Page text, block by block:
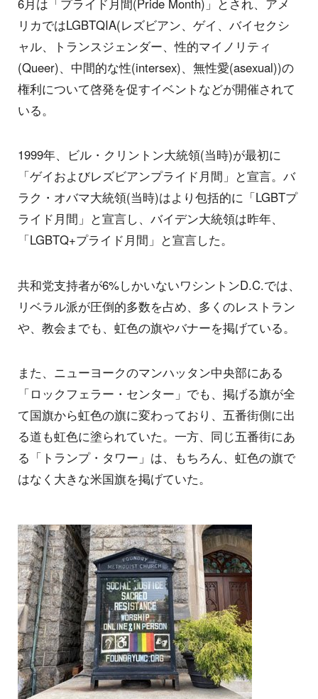
リカではLGBTQIA(レズビアン、ゲイ、バイセクシ
ャル、トランスジェンダー、性的マイノリティ
(Queer)、中間的な性(intersex)、無性愛(asexual))の
権利について啓発を促すイベントなどが開催されて
いる。
1999年、ビル・クリントン大統領(当時)が最初に
「ゲイおよびレズビアンプライド月間」と宣言。バ
ラク・オバマ大統領(当時)はより包括的に「LGBTプ
ライド月間」と宣言し、バイデン大統領は昨年、
「LGBTQ+プライド月間」と宣言した。
共和党支持者が6%しかいないワシントンD.C.では、
リベラル派が圧倒的多数を占め、多くのレストラン
や、教会までも、虹色の旗やバナーを掲げている。
また、ニューヨークのマンハッタン中央部にある
「ロックフェラー・センター」でも、掲げる旗が全
て国旗から虹色の旗に変わっており、五番街側に出
る道も虹色に塗られていた。一方、同じ五番街にあ
る「トランプ・タワー」は、もちろん、虹色の旗で
はなく大きな米国旗を掲げていた。